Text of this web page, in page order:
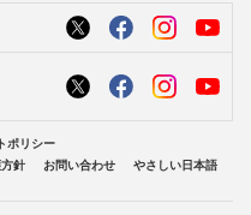
ポリシー
針 お問い合わせ やさしい日本語